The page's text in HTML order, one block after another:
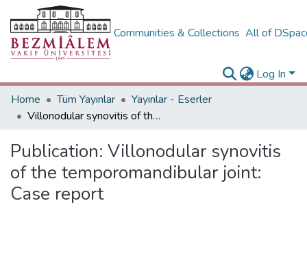
Communities & Collections All of
Log In
Home
Tüm Yayınlar
Yayınlar - Eserler
Villonodular synovitis of the temporomandibular joint: Case report
Publication: Villonodular synovitis
of the temporomandibular joint:
Case report